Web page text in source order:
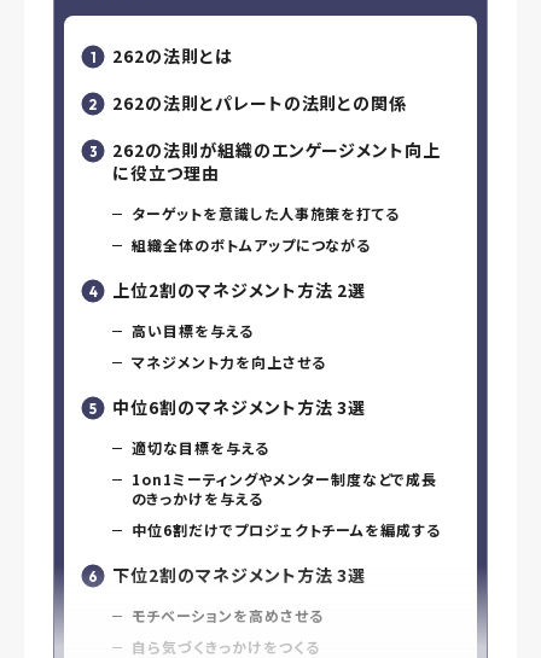
262の法則とは
262の法則とパレートの法則との関係
262の法則が組織のエンゲージメント向上
に役立つ理由
ターゲットを意識した人事施策を打てる
組織全体のボトムアップにつながる
上位2割のマネジメント方法 2選
高い目標を与える
マネジメント力を向上させる
中位6割のマネジメント方法 3選
適切な目標を与える
1on1ミーティングやメンター制度などで成長
のきっかけを与える
中位6割だけでプロジェクトチームを編成する
下位2割のマネジメント方法 3選
モチベーションを高めさせる
自ら気づくきっかけをつくる